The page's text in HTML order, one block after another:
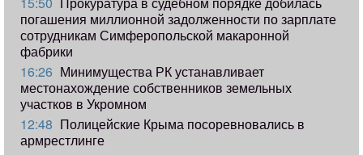
погашения миллионной задолженности по зарплате
сотрудникам Симферопольской макаронной
фабрики
16:26 Минимущества РК устанавливает
местонахождение собственников земельных
участков в Укромном
12:48 Полицейские Крыма посоревновались в
армрестлинге